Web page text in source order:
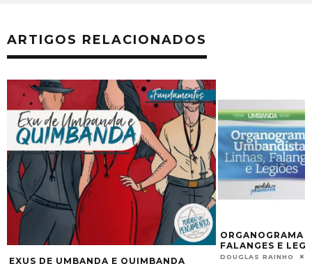
ARTIGOS RELACIONADOS
EXUS DE UMBANDA E QUIMBANDA
ORGANOGRAMA
FALANGES E
DOUGLAS RAINHO